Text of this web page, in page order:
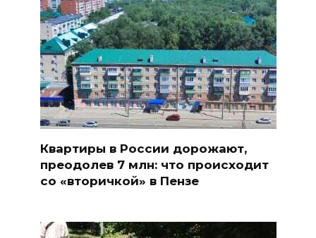
Квартиры в России дорожают,
преодолев 7 млн: что происходит
со «вторичкой» в Пензе